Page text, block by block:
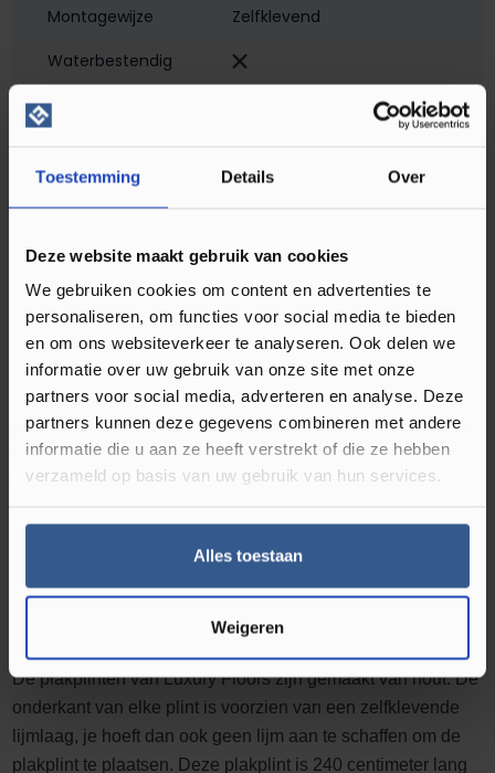
Toestemming Details Over
Deze website maakt gebruik van cookies
We gebruiken cookies om content en advertenties te
personaliseren, om functies voor social media te bieden
en om ons websiteverkeer te analyseren. Ook delen we
informatie over uw gebruik van onze site met onze
partners voor social media, adverteren en analyse. Deze
partners kunnen deze gegevens combineren met andere
informatie die u aan ze heeft verstrekt of die ze hebben
verzameld op basis van uw gebruik van hun services.
Alles toestaan
Weigeren
Montagewijze
Zelfklevend
Waterbestendig‎
Soort plint
Omschrijving Plakplint Eiken Beige Wit
Plakplinten gebruikt u bij de afwerking van uw klik PVC en
of laminaat vloer. Deze type vloeren hebben namelijk
werkingsruimte nodig en leg je dus niet strak tegen de muur
of kozijnen. Deze ruimte kun je dan ook perfect afwerken
met een plakplint in bijpassende kleur van de vloer. Ze zijn
dus onmisbaar bij een nieuwe vloer.
Naast dat het zorgt
voor een strakke uitstraling, Luxury Floors heeft veel kleuren
bijpassende kleur plakplint op de productpagina van alle
klik PVC en laminaat vloeren. Er zit dus altijd wat tussen dat
bij uw vloer past.
Wat zijn plakplinten?
De plakplinten van Luxury Floors zijn gemaakt van hout. De
onderkant van elke plint is voorzien van een zelfklevende
lijmlaag, je hoeft dan ook geen lijm aan te schaffen om de
plakplint te plaatsen. Deze plakplint is 240 centimeter lang